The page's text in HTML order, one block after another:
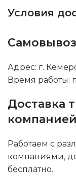
Условия
Самовывоз
Адрес: г.
Время работы:
Доставка
компанией
Работаем с
компаниями,
бесплатно.